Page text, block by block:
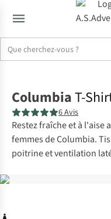
ColumbiaT-
6 Avis
Restez fraîche et à l'aise
femmes de Columbia.
poitrine et ventilation